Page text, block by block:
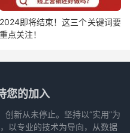
2024即将结束！这三个关键词要
重点关注！
您的加入
新从未停止。坚持以“实用”为
以专业的技术为导向，从数据